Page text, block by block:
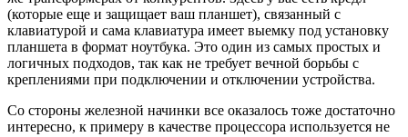
(которые еще и защищает ваш планшет), связанный с
клавиатурой и сама клавиатура имеет выемку под установку
планшета в формат ноутбука. Это один из самых простых и
логичных подходов, так как не требует вечной борьбы с
креплениями при подключении и отключении устройства.
Со стороны железной начинки все оказалось тоже достаточно
интересно, к примеру в качестве процессора используется не